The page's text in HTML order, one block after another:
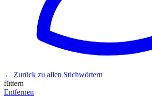
← Zurück zu allen Stichwörtern
füttern
Entfernen